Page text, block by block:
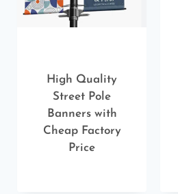
High Quality
Street Pole
Banners with
Cheap Factory
Price